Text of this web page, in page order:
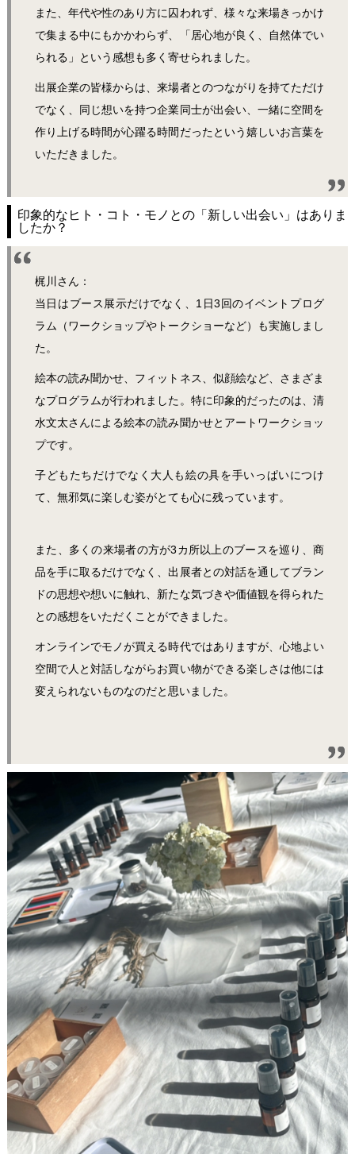
また、年代や性のあり方に囚われず、様々な来場きっかけ
で集まる中にもかかわらず、「居心地が良く、自然体でい
られる」という感想も多く寄せられました。
出展企業の皆様からは、来場者とのつながりを持てただけ
でなく、同じ想いを持つ企業同士が出会い、一緒に空間を
作り上げる時間が心躍る時間だったという嬉しいお言葉を
いただきました。
印象的なヒト・コト・モノとの「新しい出会い」はありま
したか？
梶川さん：
当日はブース展示だけでなく、1日3回のイベントプログ
ラム（ワークショップやトークショーなど）も実施しまし
た。
絵本の読み聞かせ、フィットネス、似顔絵など、さまざま
なプログラムが行われました。特に印象的だったのは、清
水文太さんによる絵本の読み聞かせとアートワークショッ
プです。
子どもたちだけでなく大人も絵の具を手いっぱいにつけ
て、無邪気に楽しむ姿がとても心に残っています。
また、多くの来場者の方が3カ所以上のブースを巡り、商
品を手に取るだけでなく、出展者との対話を通してブラン
ドの思想や想いに触れ、新たな気づきや価値観を得られた
との感想をいただくことができました。
オンラインでモノが買える時代ではありますが、心地よい
空間で人と対話しながらお買い物ができる楽しさは他には
変えられないものなのだと思いました。